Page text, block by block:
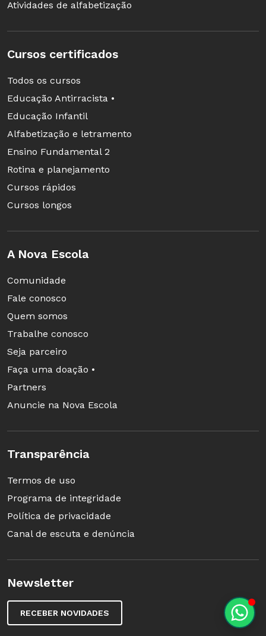
Atividades de alfabetização
Cursos certificados
Todos os cursos
Educação Antirracista •
Educação Infantil
Alfabetização e letramento
Ensino Fundamental 2
Rotina e planejamento
Cursos rápidos
Cursos longos
A Nova Escola
Comunidade
Fale conosco
Quem somos
Trabalhe conosco
Seja parceiro
Faça uma doação •
Partners
Anuncie na Nova Escola
Transparência
Termos de uso
Programa de integridade
Política de privacidade
Canal de escuta e denúncia
Newsletter
RECEBER NOVIDADES